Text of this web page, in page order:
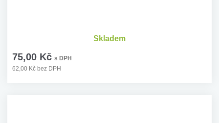
75,00 Kč s DPH
62,00 Kč bez DPH
Skladem